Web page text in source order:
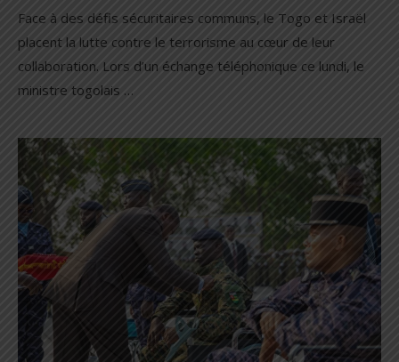
Face à des défis sécuritaires communs, le Togo et Israël
placent la lutte contre le terrorisme au cœur de leur
collaboration. Lors d’un échange téléphonique ce lundi, le
ministre togolais …